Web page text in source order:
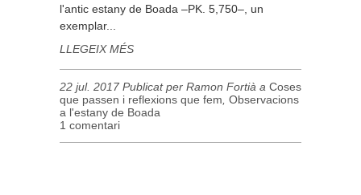
l'antic estany de Boada –PK. 5,750–, un
exemplar...
LLEGEIX MÉS
22 jul. 2017 Publicat per Ramon Fortià a Coses
que passen i reflexions que fem Observacions
a l'estany de Boada
1 comentari